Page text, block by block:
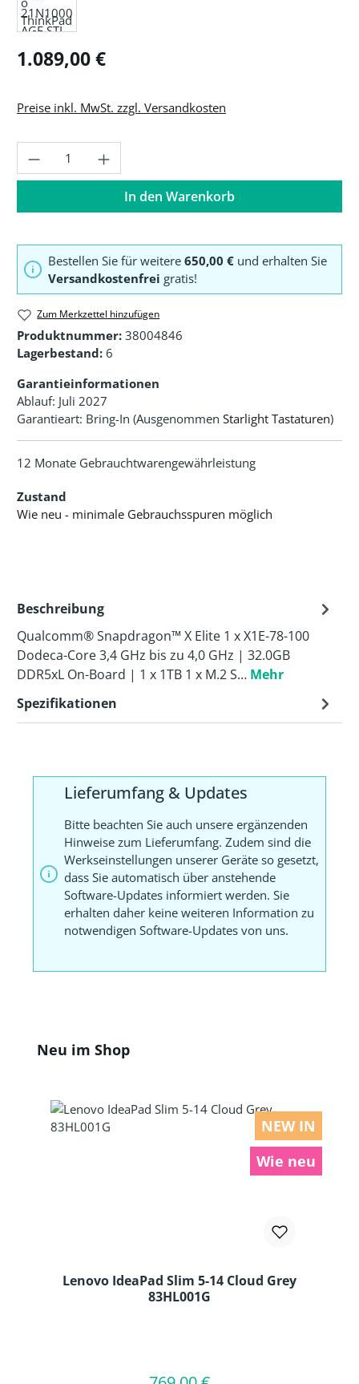
Regulärer Preis:
1.089,00 €
Preise inkl. MwSt. zzgl. Versandkosten
Produkt Anzahl: Gib den gewünschten
In den Warenkorb
Bestellen Sie für weitere 650,00 € und erhalten Sie
Versandkostenfrei gratis!
Zum Merkzettel hinzufügen
Produktnummer: 38004846
Lagerbestand: 6
Garantieinformationen
Ablauf: Juli 2027
Garantieart: Bring-In (Ausgenommen Starlight Tastaturen)
12 Monate Gebrauchtwarengewährleistung
Zustand
Wie neu - minimale Gebrauchsspuren möglich
Beschreibung
Qualcomm® Snapdragon™ X Elite 1 x X1E-78-100
Dodeca-Core 3,4 GHz bis zu 4,0 GHz | 32.0GB
DDR5xL On-Board | 1 x 1TB 1 x M.2 S… Mehr
Spezifikationen
Lieferumfang & Updates
Bitte beachten Sie auch unsere ergänzenden
Hinweise zum Lieferumfang. Zudem sind die
Werkseinstellungen unserer Geräte so gesetzt,
dass Sie automatisch über anstehende
Software-Updates informiert werden. Sie
erhalten daher keine weiteren Information zu
notwendigen Software-Updates von uns.
Produktgalerie überspringen
Neu im Shop
NEW IN
Wie neu
Lenovo IdeaPad Slim 5-14 Cloud Grey
83HL001G